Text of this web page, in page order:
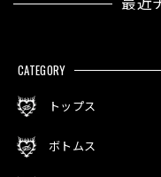
最近
CATEGORY
トップス
ボトムス